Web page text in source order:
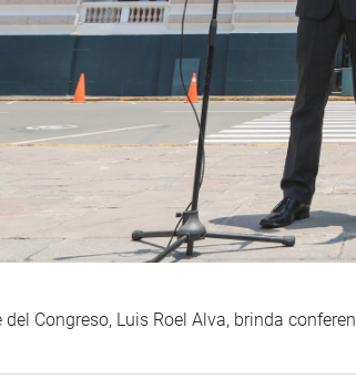
Congreso, Luis Roel Alva, brinda